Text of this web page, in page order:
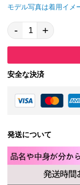
モデル写真は着用イメ
- +
安全な決済
発送について